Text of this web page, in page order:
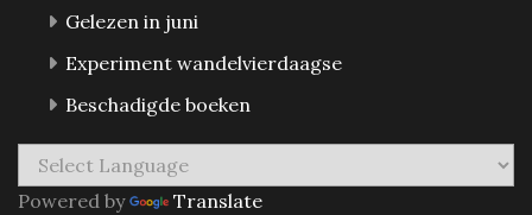
Gelezen in juni
Experiment wandelvierdaagse
Beschadigde boeken
Powered by Translate